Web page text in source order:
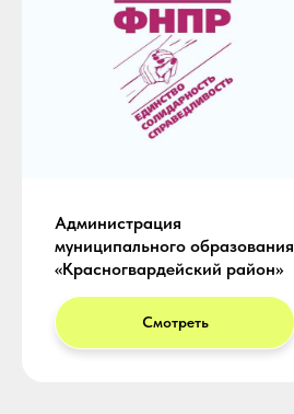
Администрация
муниципального образования
«Красногвардейский район»
Смотреть